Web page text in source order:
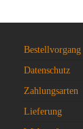
Bestellvorgang
Datenschutz
Zahlungsarten
Lieferung